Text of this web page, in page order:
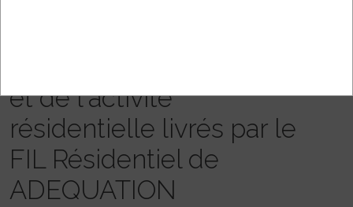
et de l'activité
résidentielle livrés par le
FIL Résidentiel de
ADEQUATION